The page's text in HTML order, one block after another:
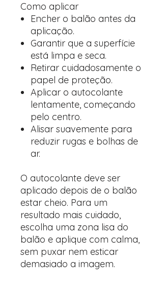
Como aplicar
Encher o balão antes da
aplicação.
Garantir que a superfície
está limpa e seca.
Retirar cuidadosamente o
papel de proteção.
Aplicar o autocolante
lentamente, começando
pelo centro.
Alisar suavemente para
reduzir rugas e bolhas de
ar.
O autocolante deve ser
aplicado depois de o balão
estar cheio. Para um
resultado mais cuidado,
escolha uma zona lisa do
balão e aplique com calma,
sem puxar nem esticar
demasiado a imagem.